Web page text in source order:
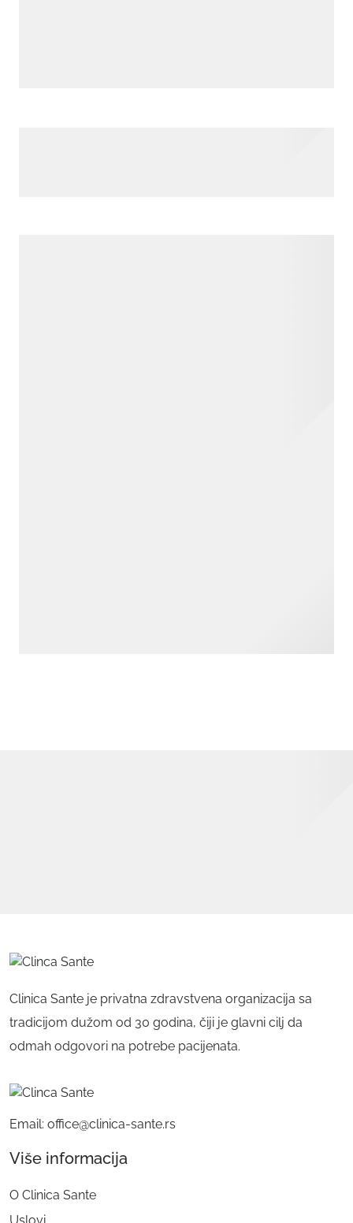
Clinica Sante je privatna zdravstvena organizacija sa
tradicijom dužom od 30 godina, čiji je glavni cilj da
odmah odgovori na potrebe pacijenata.
Email: office@clinica-sante.rs
Više informacija
O Clinica Sante
Uslovi